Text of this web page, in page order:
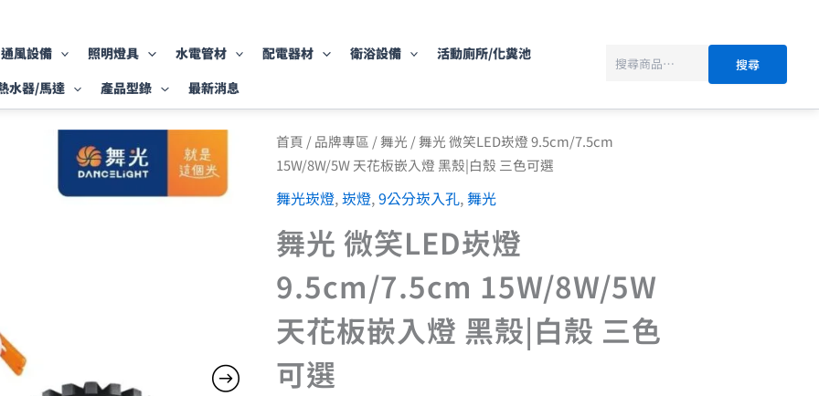
通風設備 照明燈具 水電管材 配電器材 衛浴設備
活動廁所/化糞池
水器/馬達
產品型錄 最新消息
搜尋
首頁 /品牌專區 /舞光 / 舞光 微笑LED崁燈 9.5cm/7.5cm
15W/8W/5W 天花板嵌入燈 黑殼|白殼 三色可選
舞光崁燈,崁燈,9公分崁入孔,舞光
舞光 微笑LED崁燈
9.5cm/7.5cm 15W/8W/5W
天花板嵌入燈 黑殼|白殼 三色
可選
價
格
範
圍：
NT$170
到
NT$550
舞
光
微
笑
LED
崁
燈
15W/8W/5W
天
花
板
入